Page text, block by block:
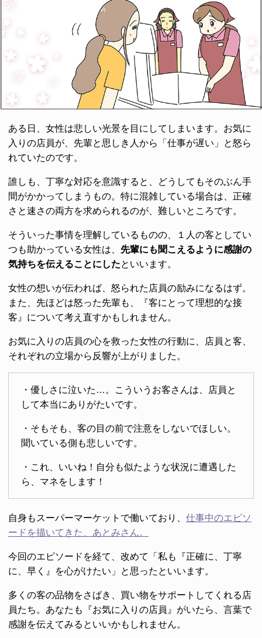
ある日、女性は悲しい光景を目にしてしまいます。お気に
入りの店員が、先輩と思しき人から「仕事が遅い」と怒ら
れていたのです。
誰しも、丁寧な対応を意識すると、どうしてもそのぶん手
間がかかってしまうもの。特に混雑している場合は、正確
さと速さの両方を求められるのが、難しいところです。
そういった事情を理解しているものの、１人の客としてい
つも助かっている女性は、 先輩にも聞こえるように感謝の
気持ちを伝えることにしたといいます。
女性の想いが伝われば、怒られた店員の励みになるはず。
また、先ほどは怒った先輩も、『客にとって理想的な接
客』について考え直すかもしれません。
お気に入りの店員の心を救った女性の行動に、店員と客、
それぞれの立場から反響が上がりました。
・優しさに泣いた…。こういうお客さんは、店員と
して本当にありがたいです。
・そもそも、客の目の前で注意をしないでほしい。
聞いている側も悲しいです。
・これ、いいね！自分も似たような状況に遭遇した
ら、マネをします！
自身もスーパーマーケットで働いており、 仕事中のエピソ
ードを描いてきた、あとみさん。
今回のエピソードを経て、改めて「私も『正確に、丁寧
に、早く』を心がけたい」と思ったといいます。
多くの客の品物をさばき、買い物をサポートしてくれる店
員たち。あなたも『お気に入りの店員』がいたら、言葉で
感謝を伝えてみるといいかもしれません。